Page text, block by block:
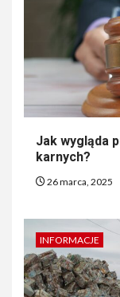
Jak wygląda
karnych?
26 marca, 2025
INFORMACJE